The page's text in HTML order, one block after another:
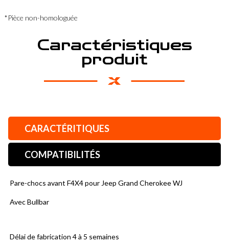
*Pièce non-homologuée
Caractéristiques
produit
CARACTÉRITIQUES
COMPATIBILITÉS
Pare-chocs avant F4X4 pour Jeep Grand Cherokee WJ
Avec Bullbar
Délai de fabrication 4 à 5 semaines